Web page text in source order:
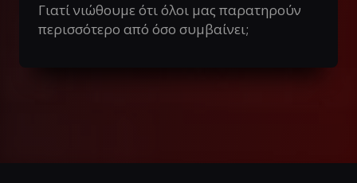
Γιατί νιώθουμε ότι όλοι μας παρατηρούν
περισσότερο από όσο συμβαίνει;